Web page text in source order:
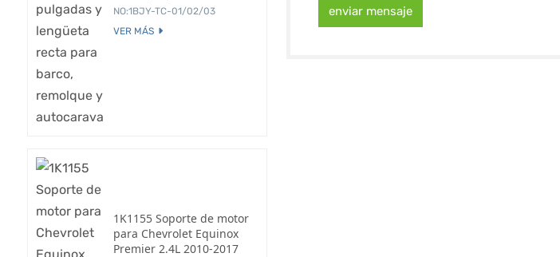
enviar mensaje
NO:1BJY-TC-01/02/03
VER MÁS
1K1155 Soporte de motor
para Chevrolet Equinox
Premier 2.4L 2010-2017